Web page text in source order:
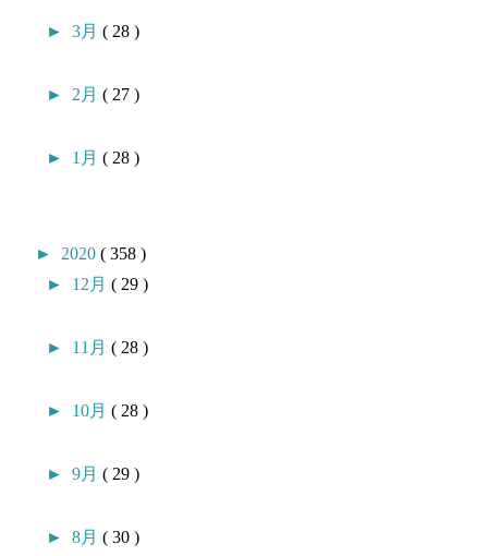
►3月( 28 )
► 2月( 27 )
► 1月( 28 )
► 2020( 358 )
► 12月( 29 )
► 11月( 28 )
► 10月( 28 )
►9月( 29 )
►8月( 30 )